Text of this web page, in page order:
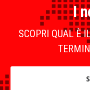
I
SCOPRI QUAL È